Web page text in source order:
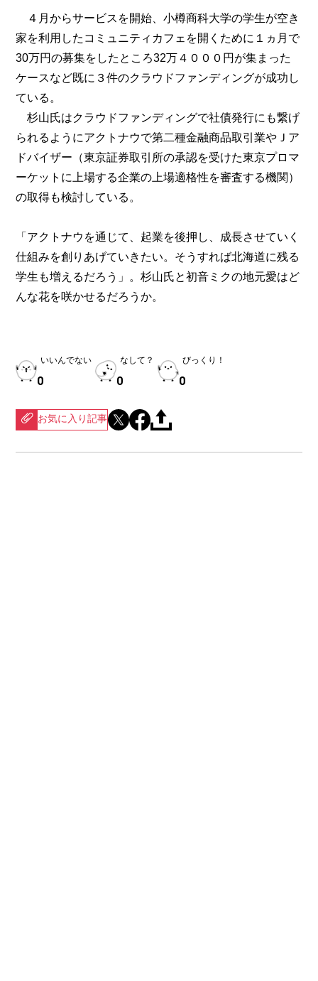
４月からサービスを開始、小樽商科大学の学生が空き
家を利用したコミュニティカフェを開くために１ヵ月で
30万円の募集をしたところ32万４０００円が集まった
ケースなど既に３件のクラウドファンディングが成功し
ている。
杉山氏はクラウドファンディングで社債発行にも繋げ
られるようにアクトナウで第二種金融商品取引業やＪア
ドバイザー（東京証券取引所の承認を受けた東京プロマ
ーケットに上場する企業の上場適格性を審査する機関）
の取得も検討している。
「アクトナウを通じて、起業を後押し、成長させていく
仕組みを創りあげていきたい。そうすれば北海道に残る
学生も増えるだろう」。杉山氏と初音ミクの地元愛はど
んな花を咲かせるだろうか。
いいんでない
0
なして？
0
びっくり！
0
お気に入り記事